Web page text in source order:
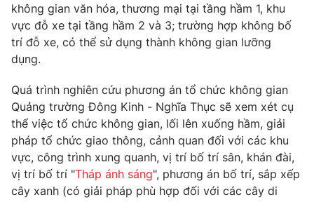
không gian văn hóa, thương mại tại tầng hầm 1, khu
vực đỗ xe tại tầng hầm 2 và 3; trường hợp không bố
trí đỗ xe, có thể sử dụng thành không gian lưỡng
dụng.
Quá trình nghiên cứu phương án tổ chức không gian
Quảng trường Đông Kinh - Nghĩa Thục sẽ xem xét cụ
thể việc tổ chức không gian, lối lên xuống hầm, giải
pháp tổ chức giao thông, cảnh quan đối với các khu
vực, công trình xung quanh, vị trí bố trí sân, khán đài,
vị trí bố trí "Tháp ánh sáng", phương án bố trí, sắp xếp
cây xanh (có giải pháp phù hợp đối với các cây di